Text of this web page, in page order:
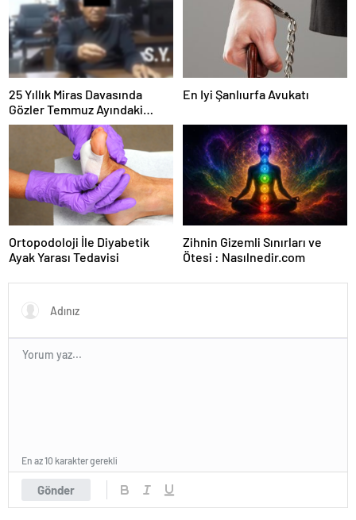
25 Yıllık Miras Davasında
Gözler Temmuz Ayındaki
Karar Duruşmasına Çevrildi
En Iyi Şanlıurfa Avukatı
Ortopodoloji İle Diyabetik
Ayak Yarası Tedavisi
Zihnin Gizemli Sınırları ve
Ötesi : Nasılnedir.com
Gönder
En az 10 karakter gerekli